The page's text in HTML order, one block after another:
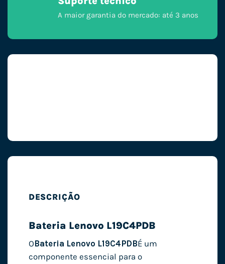
A maior garantia do mercado: até 3 anos
DESCRIÇÃO
Bateria Lenovo L19C4PDB
OBateria Lenovo L19C4PDBÉ um
componente essencial para o